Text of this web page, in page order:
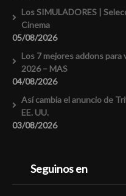
Los SIMULADORES |
Cinema
05/08/2026
Los 7 mejores addons
2026 – MAS
04/08/2026
Así cambia el anuncio de
EE. UU.
03/08/2026
Seguinos en